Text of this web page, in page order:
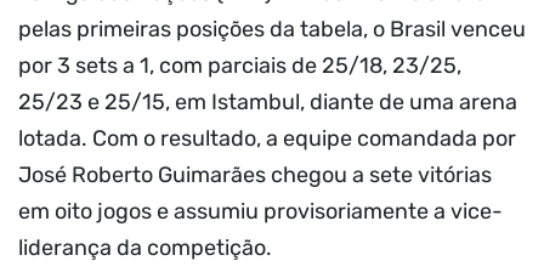
pelas primeiras posições da tabela, o Brasil venceu
por 3 sets a 1, com parciais de 25/18, 23/25,
25/23 e 25/15, em Istambul, diante de uma arena
lotada. Com o resultado, a equipe comandada por
José Roberto Guimarães chegou a sete vitórias
em oito jogos e assumiu provisoriamente a vice-
liderança da competição.